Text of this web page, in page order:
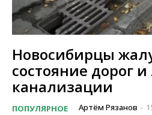
Новосибирцы
состояние дорог
канализации
ПОПУЛЯРНОЕ Артём Рязанов -